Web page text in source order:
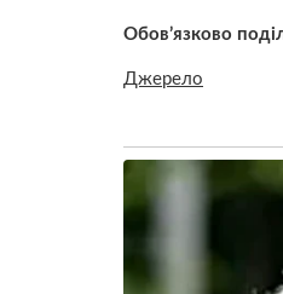
Обов’язково
Джерело